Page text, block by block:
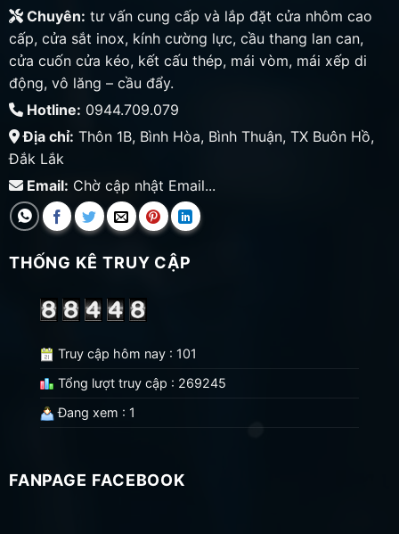
Chuyên: tư vấn cung cấp và lắp đặt cửa nhôm cao
cấp, cửa sắt inox, kính cường lực, cầu thang lan can,
cửa cuốn cửa kéo, kết cấu thép, mái vòm, mái xếp di
động, vô lăng – cầu đẩy.
Hotline: 0944.709.079
Địa chỉ: Thôn 1B, Bình Hòa, Bình Thuận, TX Buôn Hồ,
Đắk Lắk
Email: Chờ cập nhật Email...
THỐNG KÊ TRUY CẬP
Truy cập hôm nay : 101
Tổng lượt truy cập : 269245
Đang xem : 1
FANPAGE FACEBOOK